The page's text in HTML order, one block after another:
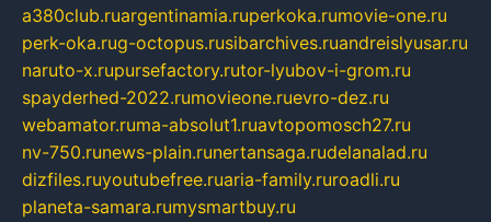
a380club.ruargentinamia.ruperkoka.rumovie-one.ru
perk-oka.rug-octopus.rusibarchives.ruandreislyusar.ru
naruto-x.rupursefactory.rutor-lyubov-i-grom.ru
spayderhed-2022.rumovieone.ruevro-dez.ru
webamator.ruma-absolut1.ruavtopomosch27.ru
nv-750.runews-plain.runertansaga.rudelanalad.ru
dizfiles.ruyoutubefree.ruaria-family.ruroadli.ru
planeta-samara.rumysmartbuy.ru